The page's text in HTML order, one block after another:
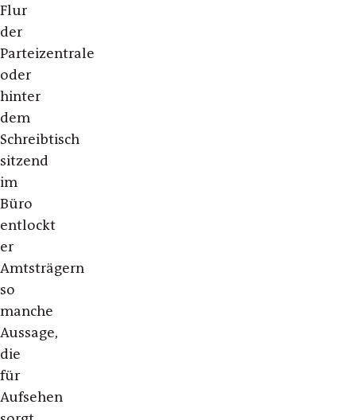
Flur
der
Parteizentrale
oder
hinter
dem
Schreibtisch
sitzend
im
Büro
entlockt
er
Amtsträgern
so
manche
Aussage,
die
für
Aufsehen